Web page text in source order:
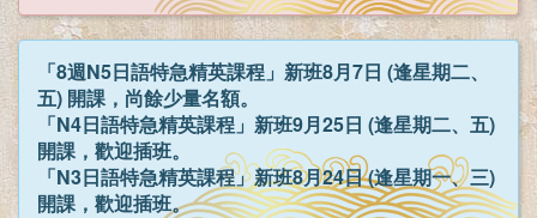
「8週N5日語特急精英課程」新班8月7日 (逢星期二、
五) 開課，尚餘少量名額。
「N4日語特急精英課程」新班9月25日 (逢星期二、五)
開課，歡迎插班。
「N3日語特急精英課程」新班8月24日 (逢星期一、三)
開課，歡迎插班。